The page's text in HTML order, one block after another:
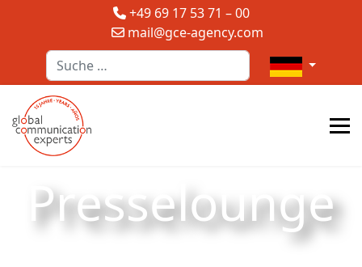
+49 69 17 53 71 – 00
mail@gce-agency.com
Suchen
Sprache
Presselounge